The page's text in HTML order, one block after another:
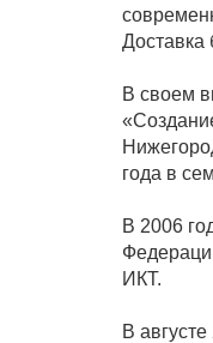
Доставка
В своем
года в
В 2006
ИКТ.
В